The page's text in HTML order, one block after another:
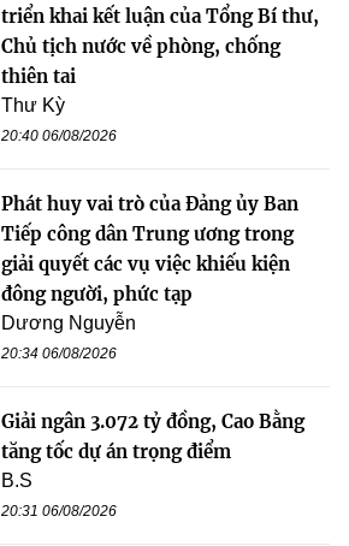
triển khai kết luận của Tổng Bí thư,
Chủ tịch nước về phòng, chống
thiên tai
Thư Kỳ
20:40 06/08/2026
Phát huy vai trò của Đảng ủy Ban
Tiếp công dân Trung ương trong
giải quyết các vụ việc khiếu kiện
đông người, phức tạp
Dương Nguyễn
20:34 06/08/2026
Giải ngân 3.072 tỷ đồng, Cao Bằng
tăng tốc dự án trọng điểm
B.S
20:31 06/08/2026